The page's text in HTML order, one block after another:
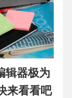
辑器极为
来看看吧